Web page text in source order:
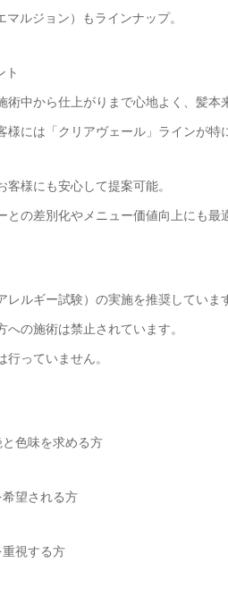
ルジョン）もラインナップ。
ト
中から仕上がりまで心地よく、髪本
には「クリアヴェール」ラインが特
様にも安心して提案可能。
の差別化やメニュー価値向上にも最
ルギー試験）の実施を推奨していま
の施術は禁止されています。
っていません。
色味を求める方
望される方
視する方